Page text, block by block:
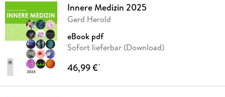
Innere Medizin 2025
Gerd Herold
eBook pdf
Sofort lieferbar (Download)
46,99 €*